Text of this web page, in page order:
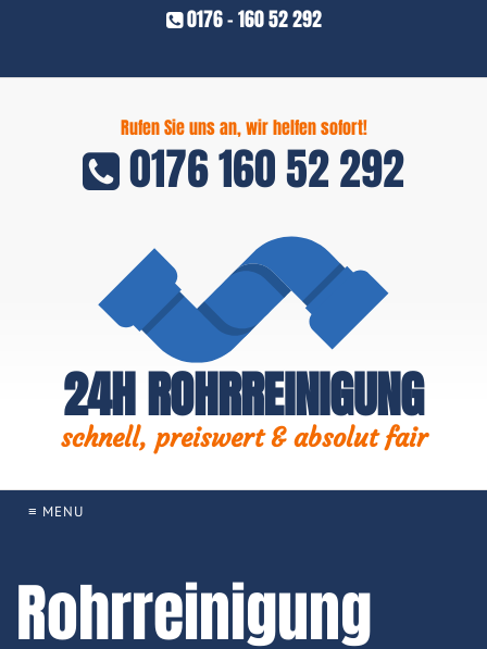
0176 - 160 52 292
Rufen Sie uns an, wir helfen sofort!
0176 160 52 292
24H ROHRREINIGUNG
schnell, preiswert & absolut fair
≡ MENU
Rohrreinigung